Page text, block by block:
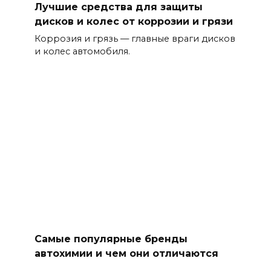
Лучшие средства для защиты
дисков и колес от коррозии и грязи
Коррозия и грязь — главные враги дисков
и колес автомобиля.
Самые популярные бренды
автохимии и чем они отличаются